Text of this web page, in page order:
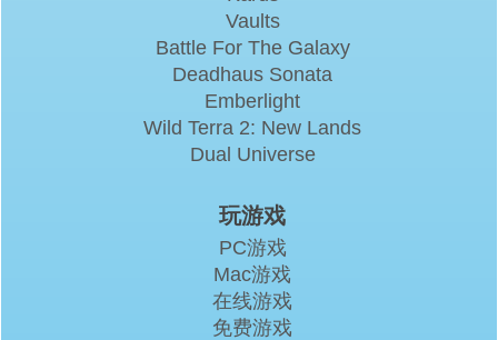
Vaults
Battle For The Galaxy
Deadhaus Sonata
Emberlight
Wild Terra 2: New Lands
Dual Universe
玩游戏
PC游戏
Mac游戏
在线游戏
免费游戏